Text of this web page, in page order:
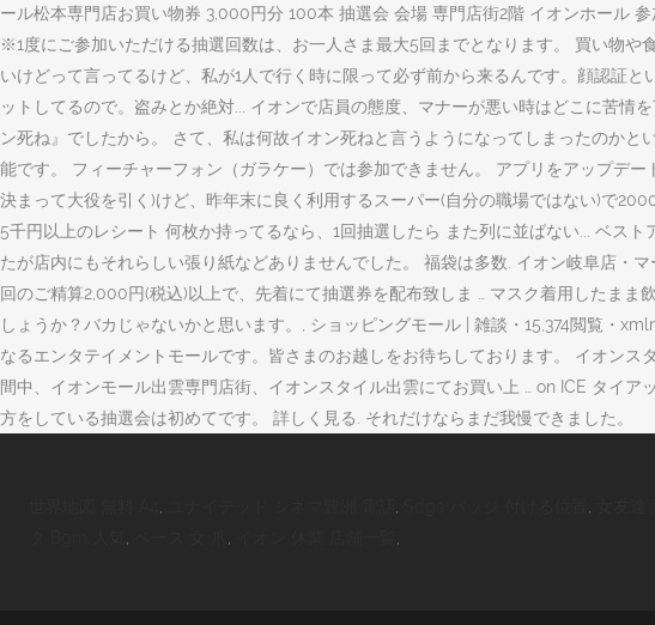
ール松本専門店お買い物券 3,000円分 100本 抽選会 会場 専門店街2階 イオンホール
※1度にご参加いただける抽選回数は、お一人さま最大5回までとなります。 買い物
いけどって言ってるけど、私が1人で行く時に限って必ず前から来るんです。顔認証
ットしてるので。盗みとか絶対... イオンで店員の態度、マナーが悪い時はどこに苦
ン死ね』でしたから。 さて、私は何故イオン死ねと言うようになってしまったのか
能です。 フィーチャーフォン（ガラケー）では参加できません。 アプリをアップデ
決まって大役を引く)けど、昨年末に良く利用するスーパー(自分の職場ではない)で
5千円以上のレシート 何枚か持ってるなら、1回抽選したら また列に並ばない... ベス
たが店内にもそれらしい張り紙などありませんでした。 福袋は多数. イオン岐阜店・
回のご精算2,000円(税込)以上で、先着にて抽選券を配布致しま … マスク着用したま
しょうか？バカじゃないかと思います。, ショッピングモール | 雑談・15,374閲覧・
なるエンタテイメントモールです。皆さまのお越しをお待ちしております。 イオン
間中、イオンモール出雲専門店街、イオンスタイル出雲にてお買い上 … on ICE タイ
方をしている抽選会は初めてです。 詳しく見る. それだけならまだ我慢できました。